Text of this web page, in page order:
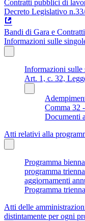
Contratti pubblici di
Decreto Legislativo
Bandi di Gara e
Informazioni sulle
Informazioni sulle
Art. 1, c. 32,
Comma 32
Documenti
Atti relativi alla
Programma
programma
aggiornamenti
Programma
Atti delle
distintamente per ogni